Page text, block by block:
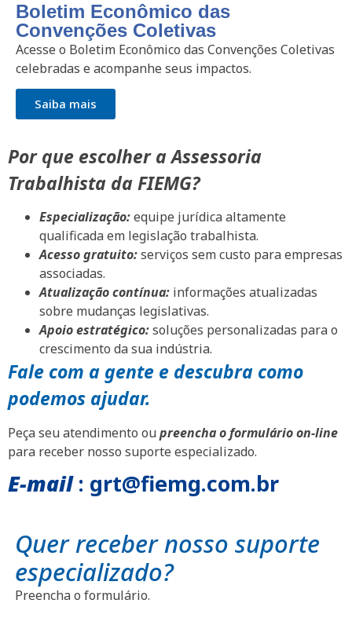
Boletim Econômico das
Convenções Coletivas
Acesse o Boletim Econômico das Convenções Coletivas
celebradas e acompanhe seus impactos.
Saiba mais
Por que escolher a Assessoria
Trabalhista da FIEMG?
Especialização:equipe jurídica altamente
qualificada em legislação trabalhista.
Acesso gratuito:serviços sem custo para empresas
associadas.
Atualização contínua: informações atualizadas
sobre mudanças legislativas.
Apoio estratégico:soluções personalizadas para o
crescimento da sua indústria.
Fale com a gente e descubra como
podemos ajudar.
Peça seu atendimento oupreencha o formulário on-line
para receber nosso suporte especializado.
E-mail: grt@fiemg.com.br
Quer receber nosso suporte
especializado?
Preencha o formulário.